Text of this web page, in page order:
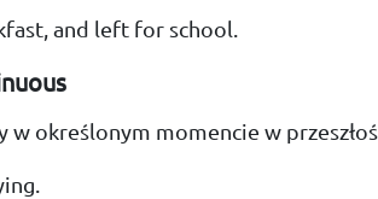
and left for school.
w określonym momencie w